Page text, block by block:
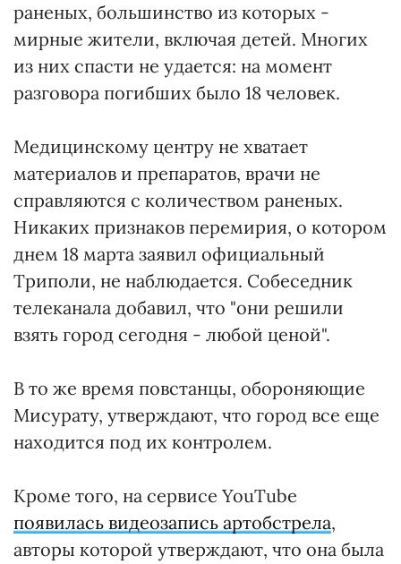
раненых, большинство из которых -
мирные жители, включая детей. Многих
из них спасти не удается: на момент
разговора погибших было 18 человек.
Медицинскому центру не хватает
материалов и препаратов, врачи не
справляются с количеством раненых.
Никаких признаков перемирия, о котором
днем 18 марта заявил официальный
Триполи, не наблюдается. Собеседник
телеканала добавил, что "они решили
взять город сегодня - любой ценой".
В то же время повстанцы, обороняющие
Мисурату, утверждают, что город все еще
находится под их контролем.
Кроме того, на сервисе YouTube
появилась видеозапись артобстрела,
авторы которой утверждают, что она была